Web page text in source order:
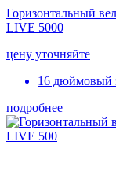
Горизонтальный
LIVE 5000
цену уточняйте
16 дюймовый
подробнее